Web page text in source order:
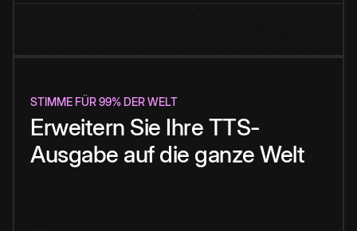
STIMME FÜR 99% DER WELT
Erweitern Sie Ihre TTS-
Ausgabe auf die ganze Welt